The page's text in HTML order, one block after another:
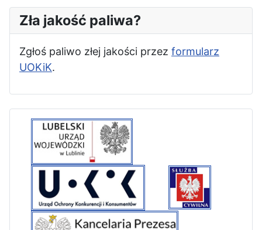
Zła jakość paliwa?
Zgłoś paliwo złej jakości przez formularz
UOKiK.